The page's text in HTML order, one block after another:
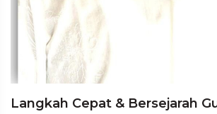
Langkah Cepat & Bersejarah